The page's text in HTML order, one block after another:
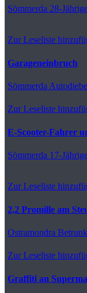
Sömmerda 28-
Zur Leseliste
Garageneinbruch
Sömmerda
Zur Leseliste
E-Scooter-Fahrer
Sömmerda 17-
Zur Leseliste
2,2 Promille am
Ostramondra
Zur Leseliste
Graffiti an